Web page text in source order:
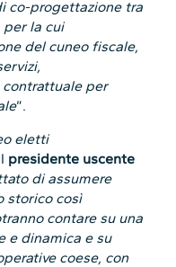
co-progettazione tra
per la cui
del cuneo fiscale,
contrattuale per
”.
eletti
presidente uscente
di assumere
storico così
contare su una
e dinamica e su
coese, con